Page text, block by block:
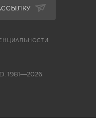
1981—2026.